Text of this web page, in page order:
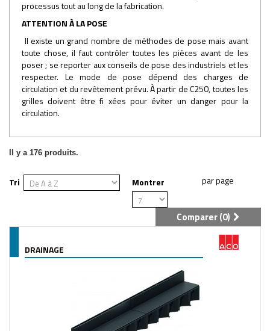
processus tout au long de la fabrication.
ATTENTION À LA POSE
Il existe un grand nombre de méthodes de pose mais avant
toute chose, il faut contrôler toutes les pièces avant de les
poser ; se reporter aux conseils de pose des industriels et les
respecter. Le mode de pose dépend des charges de
circulation et du revêtement prévu. À partir de C250, toutes les
grilles doivent être fi xées pour éviter un danger pour la
circulation.
Il y a 176 produits.
Tri Montrer
Comparer (0)
DRAINAGE